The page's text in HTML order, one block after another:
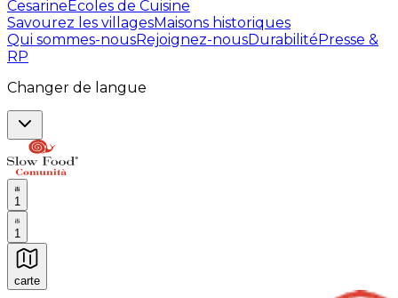
CesarineÈcoles de Cuisine
Savourez les villagesMaisons historiques
Qui sommes-nousRejoignez-nousDurabilitéPresse &
RP
Changer de langue
1
1
carte